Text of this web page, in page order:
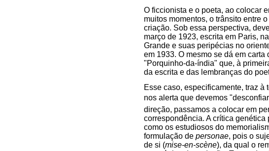
O ficcionista e o poeta, ao colocar
muitos momentos, o trânsito entre
criação. Sob essa perspectiva,
março de 1923, escrita em Paris,
Grande e suas peripécias no
em 1933. O mesmo se dá em
"Porquinho-da-índia" que, à
da escrita e das lembranças do
Esse caso, especificamente, traz
nos alerta que devemos
direção, passamos a colocar em
correspondência. A crítica
como os estudiosos do
formulação de personae, pois o
de si (mise-en-scène), da qual o